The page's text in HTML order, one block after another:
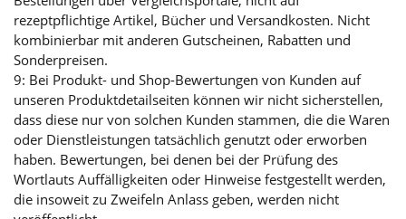
rezeptpflichtige Artikel, Bücher und Versandkosten. Nicht
kombinierbar mit anderen Gutscheinen, Rabatten und
Sonderpreisen.
9: Bei Produkt- und Shop-Bewertungen von Kunden auf
unseren Produktdetailseiten können wir nicht sicherstellen,
dass diese nur von solchen Kunden stammen, die die Waren
oder Dienstleistungen tatsächlich genutzt oder erworben
haben. Bewertungen, bei denen bei der Prüfung des
Wortlauts Auffälligkeiten oder Hinweise festgestellt werden,
die insoweit zu Zweifeln Anlass geben, werden nicht